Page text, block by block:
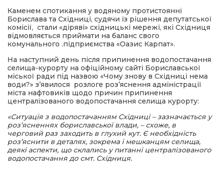
Каменем спотикання у водяному протистоянні
Борислава та Східниці, судячи із рішення депутатської
комісії, стали «діряві» східницькі мережі, які Східниця
відмовляється приймати на баланс свого
комунального .підприємства «Оазис Карпат».
На наступний день після припинення водопостачання
селища-курорту на офіційному сайті Бориславської
міської ради під назвою «Чому знову в Східниці нема
води?» з’явилося розлоге роз’яснення адміністрації
міста нафтовиків щодо причин припинення
централізованого водопостачання селища курорту:
«Ситуація з водопостачанням Східниці – зазначається у
роз’ясненнях бориславської влади, – схоже, в
черговий раз заходить в глухий кут. Є необхідність
роз’яснити в деталях, зокрема і мешканцям селища,
деякі аспекти, що склались у питанні централізованого
водопостачання до смт. Східниця.